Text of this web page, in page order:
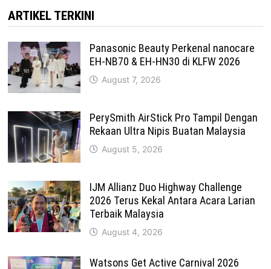
ARTIKEL TERKINI
Panasonic Beauty Perkenal nanocare
EH-NB70 & EH-HN30 di KLFW 2026
August 7, 2026
PerySmith AirStick Pro Tampil Dengan
Rekaan Ultra Nipis Buatan Malaysia
August 5, 2026
IJM Allianz Duo Highway Challenge
2026 Terus Kekal Antara Acara Larian
Terbaik Malaysia
August 4, 2026
Watsons Get Active Carnival 2026